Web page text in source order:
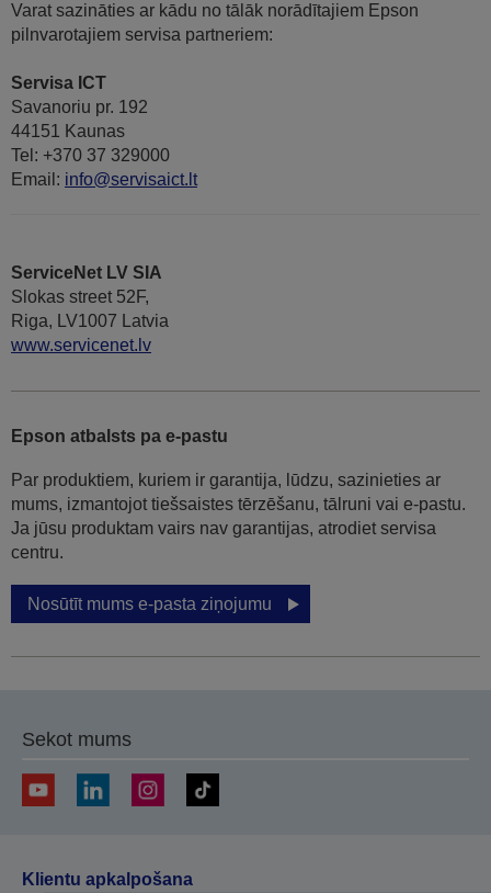
Varat sazināties ar kādu no tālāk norādītajiem Epson
pilnvarotajiem servisa partneriem:
Servisa ICT
Savanoriu pr. 192
44151 Kaunas
Tel: +370 37 329000
Email: info@servisaict.lt
ServiceNet LV SIA
Slokas street 52F,
Riga, LV1007 Latvia
www.servicenet.lv
Epson atbalsts pa e-pastu
Par produktiem, kuriem ir garantija, lūdzu, sazinieties ar
mums, izmantojot tiešsaistes tērzēšanu, tālruni vai e-pastu.
Ja jūsu produktam vairs nav garantijas, atrodiet servisa
centru.
Nosūtīt mums e-pasta ziņojumu
Sekot mums
Klientu apkalpošana